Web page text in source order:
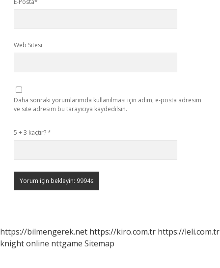
E-Posta*
Web Sitesi
Daha sonraki yorumlarımda kullanılması için adım, e-posta adresim
ve site adresim bu tarayıcıya kaydedilsin.
5 + 3 kaçtır?*
https://bilmengerek.net https://kiro.com.tr https://leli.com.tr
knight online nttgame Sitemap